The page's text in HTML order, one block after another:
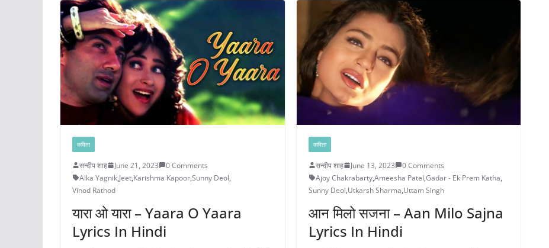
कविता
सन्दीप शाह June 21, 2023
0 Comments
Alka Yagnik,Jeet,Karishma Kapoor,Sunny Deol,
Vinod Rathod
यारा ओ यारा – Yaara O Yaara
Lyrics In Hindi
कविता
सन्दीप शाह June 13, 2023
0 Comments
Ajoy Chakrabarty,Ameesha Patel,Gadar - Ek Prem Katha,
Sunny Deol,Utkarsh Sharma,Uttam Singh
आन मिलो सजना – Aan Milo Sajna
Lyrics In Hindi